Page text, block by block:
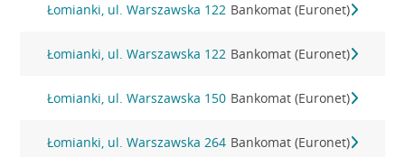
Łomianki, ul. Warszawska 122 Bankomat (Euronet)
Łomianki, ul. Warszawska 122 Bankomat (Euronet)
Łomianki, ul. Warszawska 150 Bankomat (Euronet)
Łomianki, ul. Warszawska 264 Bankomat (Euronet)